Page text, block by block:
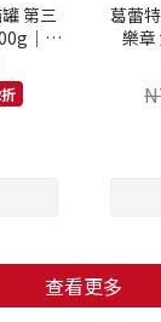
第三
｜
食罐
罐 德
葛蕾
樂章
無穀
查看更多